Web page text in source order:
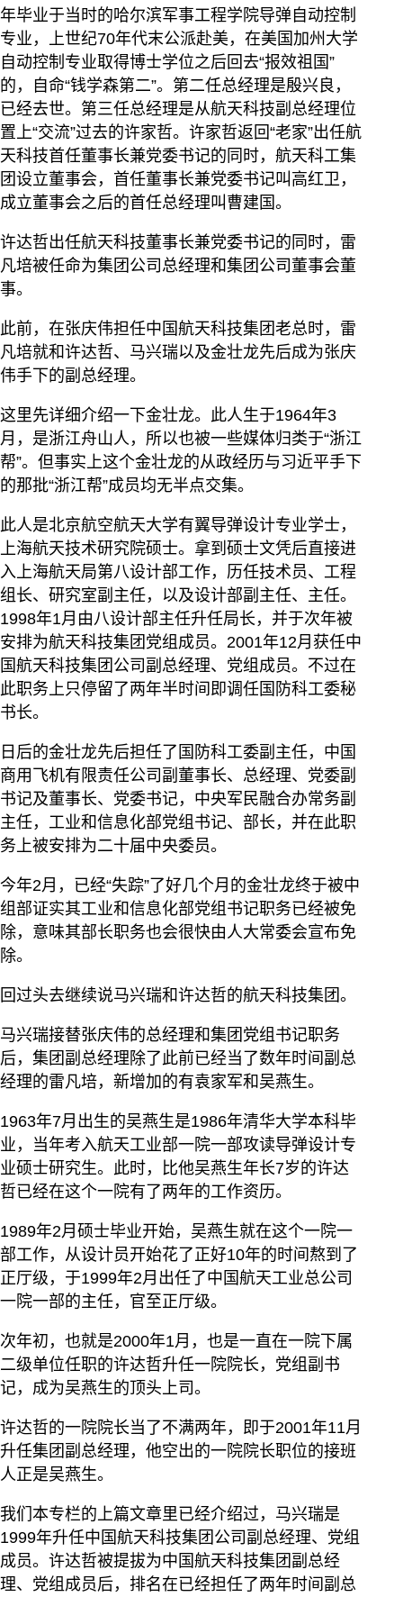
年毕业于当时的哈尔滨军事工程学院导弹自动控制
专业，上世纪70年代末公派赴美，在美国加州大学
自动控制专业取得博士学位之后回去“报效祖国”
的，自命“钱学森第二”。第二任总经理是殷兴良，
已经去世。第三任总经理是从航天科技副总经理位
置上“交流”过去的许家哲。许家哲返回“老家”出任航
天科技首任董事长兼党委书记的同时，航天科工集
团设立董事会，首任董事长兼党委书记叫高红卫，
成立董事会之后的首任总经理叫曹建国。
许达哲出任航天科技董事长兼党委书记的同时，雷
凡培被任命为集团公司总经理和集团公司董事会董
事。
此前，在张庆伟担任中国航天科技集团老总时，雷
凡培就和许达哲、马兴瑞以及金壮龙先后成为张庆
伟手下的副总经理。
这里先详细介绍一下金壮龙。此人生于1964年3
月，是浙江舟山人，所以也被一些媒体归类于“浙江
帮”。但事实上这个金壮龙的从政经历与习近平手下
的那批“浙江帮”成员均无半点交集。
此人是北京航空航天大学有翼导弹设计专业学士，
上海航天技术研究院硕士。拿到硕士文凭后直接进
入上海航天局第八设计部工作，历任技术员、工程
组长、研究室副主任，以及设计部副主任、主任。
1998年1月由八设计部主任升任局长，并于次年被
安排为航天科技集团党组成员。2001年12月获任中
国航天科技集团公司副总经理、党组成员。不过在
此职务上只停留了两年半时间即调任国防科工委秘
书长。
日后的金壮龙先后担任了国防科工委副主任，中国
商用飞机有限责任公司副董事长、总经理、党委副
书记及董事长、党委书记，中央军民融合办常务副
主任，工业和信息化部党组书记、部长，并在此职
务上被安排为二十届中央委员。
今年2月，已经“失踪”了好几个月的金壮龙终于被中
组部证实其工业和信息化部党组书记职务已经被免
除，意味其部长职务也会很快由人大常委会宣布免
除。
回过头去继续说马兴瑞和许达哲的航天科技集团。
马兴瑞接替张庆伟的总经理和集团党组书记职务
后，集团副总经理除了此前已经当了数年时间副总
经理的雷凡培，新增加的有袁家军和吴燕生。
1963年7月出生的吴燕生是1986年清华大学本科毕
业，当年考入航天工业部一院一部攻读导弹设计专
业硕士研究生。此时，比他吴燕生年长7岁的许达
哲已经在这个一院有了两年的工作资历。
1989年2月硕士毕业开始，吴燕生就在这个一院一
部工作，从设计员开始花了正好10年的时间熬到了
正厅级，于1999年2月出任了中国航天工业总公司
一院一部的主任，官至正厅级。
次年初，也就是2000年1月，也是一直在一院下属
二级单位任职的许达哲升任一院院长，党组副书
记，成为吴燕生的顶头上司。
许达哲的一院院长当了不满两年，即于2001年11月
升任集团副总经理，他空出的一院院长职位的接班
人正是吴燕生。
我们本专栏的上篇文章里已经介绍过，马兴瑞是
1999年升任中国航天科技集团公司副总经理、党组
成员。许达哲被提拔为中国航天科技集团副总经
理、党组成员后，排名在已经担任了两年时间副总